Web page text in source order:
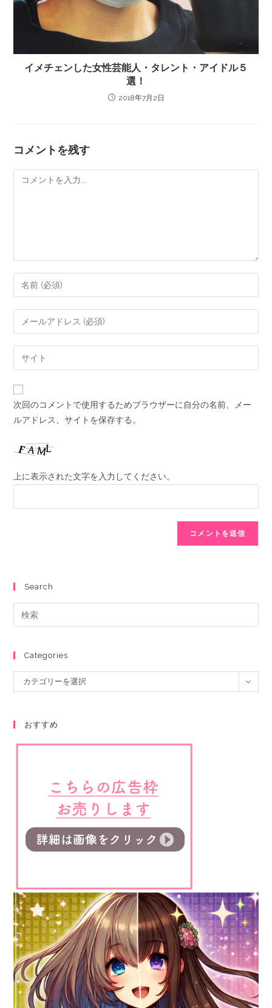
イメチェンした女性芸能人・タレント・アイドル５
選！
2018年7月2日
コメントを残す
次回のコメントで使用するためブラウザーに自分の名前、メー
ルアドレス、サイトを保存する。
上に表示された文字を入力してください。
Search
Categories
カテゴリーを選択
おすすめ